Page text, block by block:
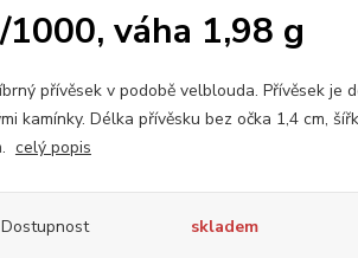
váha 1,98 g
přívěsek v podobě velblouda. Přívěsek je
kamínky. Délka přívěsku bez očka 1,4 cm,
celý popis
Dostupnost skladem